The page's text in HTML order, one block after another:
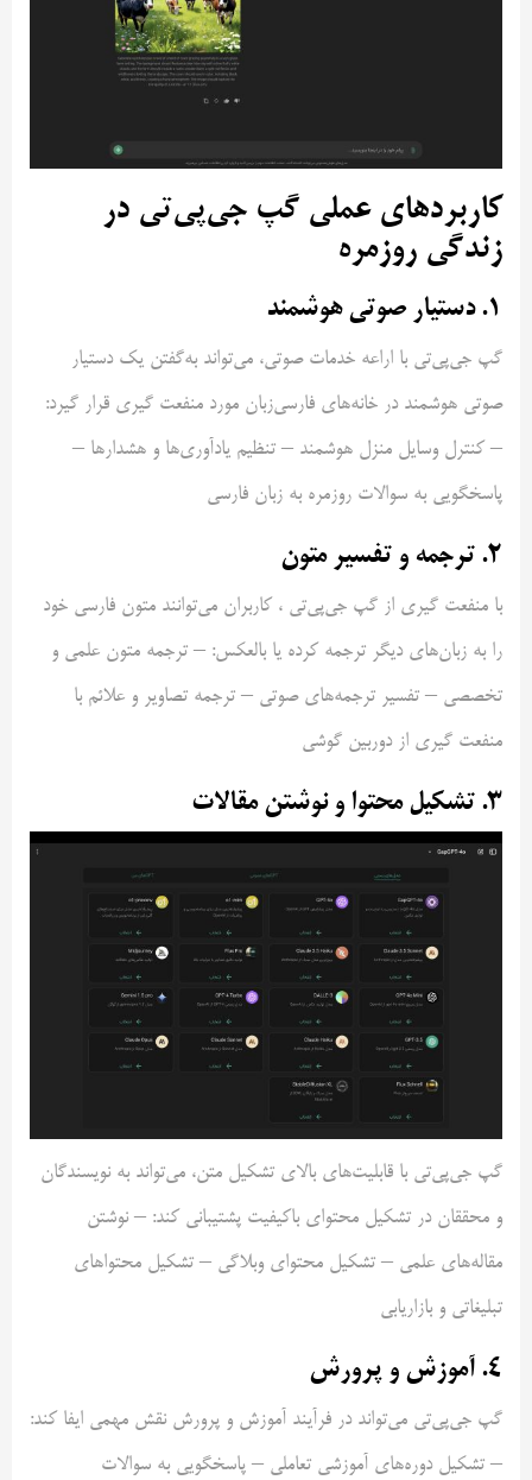
کاربردهای عملی گپ جی‌پی‌تی در
زندگی روزمره
۱. دستیار صوتی هوشمند
گپ جی‌پی‌تی با اراعه خدمات صوتی، می‌تواند به‌گفتن یک دستیار
صوتی هوشمند در خانه‌های فارسی‌زبان مورد منفعت گیری قرار گیرد:
– کنترل وسایل منزل هوشمند – تنظیم یادآوری‌ها و هشدارها –
پاسخگویی به سوالات روزمره به زبان فارسی
۲. ترجمه و تفسیر متون
با منفعت گیری از گپ جی‌پی‌تی ، کاربران می‌توانند متون فارسی خود
را به زبان‌های دیگر ترجمه کرده یا بالعکس: – ترجمه متون علمی و
تخصصی – تفسیر ترجمه‌های صوتی – ترجمه تصاویر و علائم با
منفعت گیری از دوربین گوشی
۳. تشکیل محتوا و نوشتن مقالات
گپ جی‌پی‌تی با قابلیت‌های بالای تشکیل متن، می‌تواند به نویسندگان
و محققان در تشکیل محتوای باکیفیت پشتیبانی کند: – نوشتن
مقاله‌های علمی – تشکیل محتوای وبلاگی – تشکیل محتواهای
تبلیغاتی و بازاریابی
۴. آموزش و پرورش
گپ جی‌پی‌تی می‌تواند در فرآیند آموزش و پرورش نقش مهمی ایفا کند:
– تشکیل دوره‌های آموزشی تعاملی – پاسخگویی به سوالات